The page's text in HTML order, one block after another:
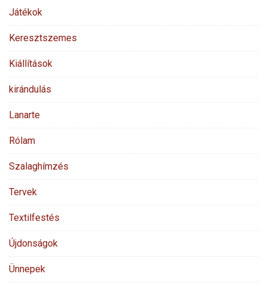
Játékok
Keresztszemes
Kiállítások
kirándulás
Lanarte
Rólam
Szalaghímzés
Tervek
Textilfestés
Újdonságok
Ünnepek